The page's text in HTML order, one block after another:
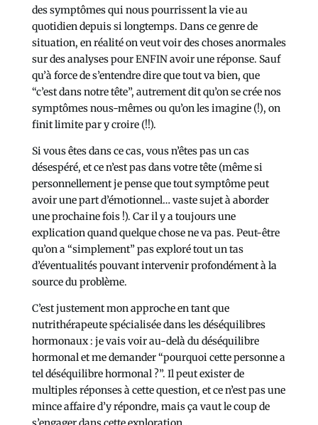
des symptômes qui nous pourrissent la vie au
quotidien depuis si longtemps. Dans ce genre de
situation, en réalité on veut voir des choses anormales
sur des analyses pour ENFIN avoir une réponse. Sauf
qu’à force de s’entendre dire que tout va bien, que
“c’est dans notre tête”, autrement dit qu’on se crée nos
symptômes nous-mêmes ou qu’on les imagine (!), on
finit limite par y croire (!!).
Si vous êtes dans ce cas, vous n’êtes pas un cas
désespéré, et ce n’est pas dans votre tête (même si
personnellement je pense que tout symptôme peut
avoir une part d’émotionnel… vaste sujet à aborder
une prochaine fois !). Car il y a toujours une
explication quand quelque chose ne va pas. Peut-être
qu’on a “simplement” pas exploré tout un tas
d’éventualités pouvant intervenir profondément à la
source du problème.
C’est justement mon approche en tant que
nutrithérapeute spécialisée dans les déséquilibres
hormonaux : je vais voir au-delà du déséquilibre
hormonal et me demander “pourquoi cette personne a
tel déséquilibre hormonal ?”. Il peut exister de
multiples réponses à cette question, et ce n’est pas une
mince affaire d’y répondre, mais ça vaut le coup de